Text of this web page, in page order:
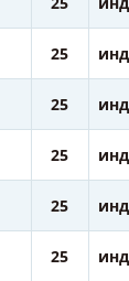
25
25
25
25
25